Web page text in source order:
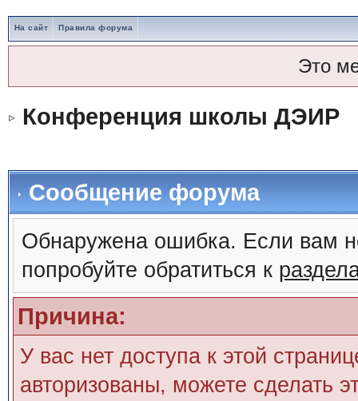
На сайт Правила форума
Это
Конференция школы ДЭИР
Сообщение форума
Обнаружена ошибка. Если вам
попробуйте обратиться к
Причина:
У вас нет доступа к этой
авторизованы, можете сделать